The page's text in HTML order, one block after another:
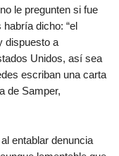
le pregunten si fue
dicho: “el
dispuesto a
Unidos, así sea
escriban una carta
de Samper,
entablar denuncia